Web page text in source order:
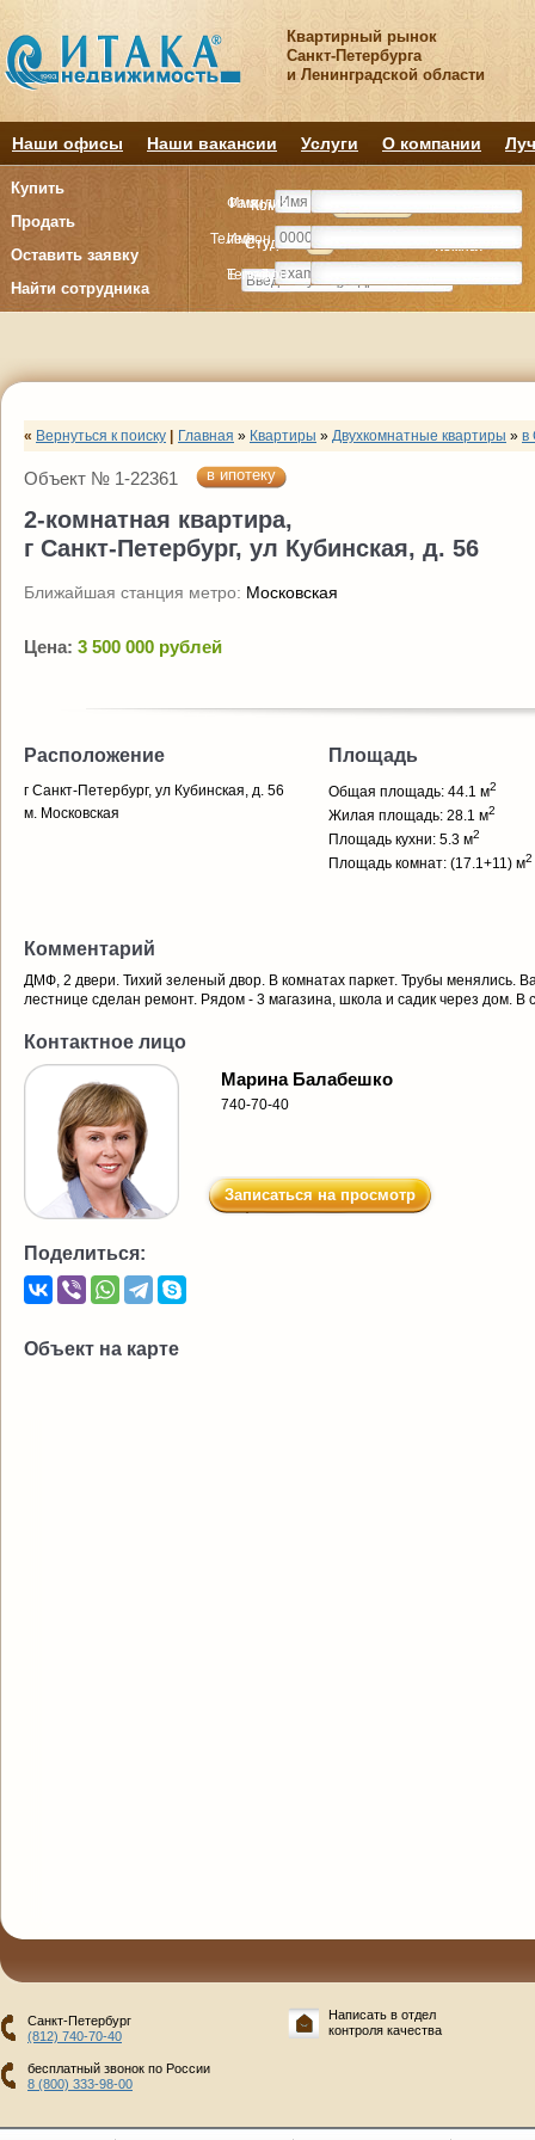
Квартирный рынок
Санкт-Петербурга
и Ленинградской области
Наши офисы Наши вакансии Услуги О компании
Купить
Продать
Оставить заявку
Найти сотрудника
Комнату
Студия Комнат
Комнату
Студия Комнат
Имя
Телефон
E-mail
Фамилия
Имя
Телефон
« Вернуться к поиску Главная » Квартиры » Двухкомнатные квартиры » в
Объект № 1-22361 в ипотеку
2-комнатная квартира,
г Санкт-Петербург, ул Кубинская, д. 56
Ближайшая станция метро: Московская
Цена: 3 500 000 рублей
Расположение
г Санкт-Петербург, ул Кубинская, д. 56
м. Московская
Площадь
Общая площадь: 44.1 м2
Жилая площадь: 28.1 м2
Площадь кухни: 5.3 м2
Площадь комнат: (17.1+11) м2
Комментарий
ДМФ, 2 двери. Тихий зеленый двор. В комнатах паркет. Трубы менялись.
лестнице сделан ремонт. Рядом - 3 магазина, школа и садик через дом. В
Контактное лицо
Марина Балабешко
740-70-40
Записаться на просмотр
Поделиться:
Объект на карте
Санкт-Петербург
(812) 740-70-40
бесплатный звонок по России
8 (800) 333-98-00
Написать в отдел
контроля качества